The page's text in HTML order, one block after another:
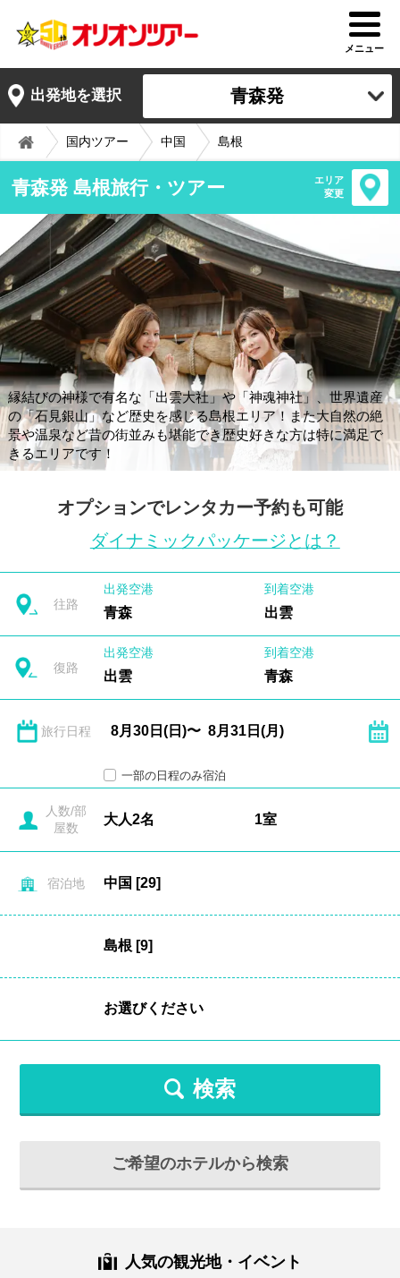
メニュー
出発地を選択 青森発
国内ツアー 中国 島根
青森発 島根旅行・ツアー
エリア
変更
縁結びの神様で有名な「出雲大社」や「神魂神社」、世界遺産
の「石見銀山」など歴史を感じる島根エリア！また大自然の絶
景や温泉など昔の街並みも堪能でき歴史好きな方は特に満足で
きるエリアです！
オプションでレンタカー予約も可能
ダイナミックパッケージとは？
往路
出発空港
青森
到着空港
出雲
復路
出発空港
出雲
到着空港
青森
旅行日程
一部の日程のみ宿泊
人数/部
屋数
宿泊地
検索
ご希望のホテルから検索
人気の観光地・イベント